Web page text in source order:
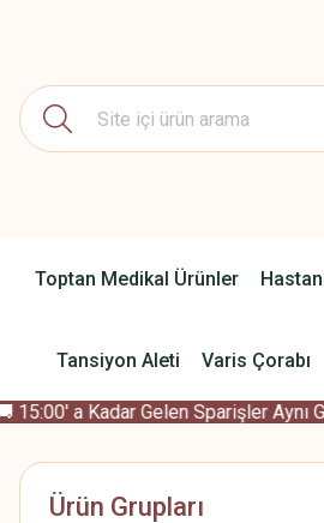
Toptan Medikal Ürünler
Tansiyon Aleti Varis Çorabı
a Kadar Gelen Sparişler Aynı
Ürün Grupları